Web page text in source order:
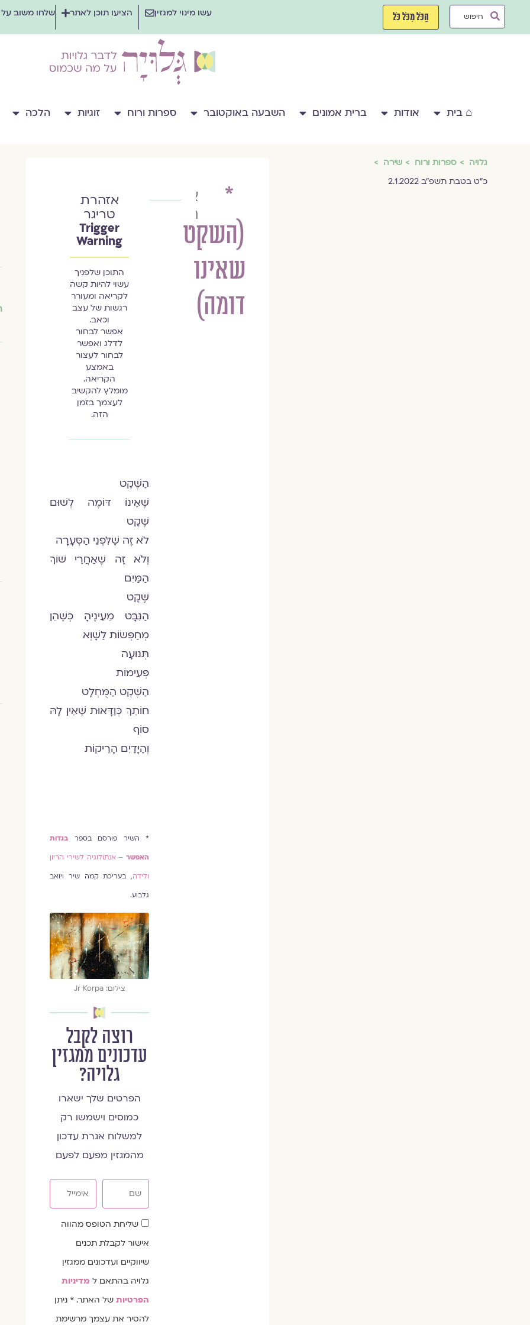
Search
הַכֹּל מִכֹּל כֹּל עשו מינוי למגזין הציעו תוכן לאתר שלחו משוב
⌂ בית אודות ברית אמונים השבעה באוקטובר ספרות ורוח זוגיות הלכה
גלויה ספרות ורוח
שירה
כ"ט בטבת תשפ"ב 2.1.2022
*
(השקט
שאינו
דומה)
אהובה
רקנטי
אזהרת
טריגר
Trigger
Warning
התוכן שלפניך
עשוי להיות קשה
לקריאה ומעורר
רגשות של עצב
וכאב.
אפשר לבחור
לדלג ואפשר
לבחור לעצור
באמצע
הקריאה.
מומלץ להקשיב
לעצמך בזמן
הזה.
הַשֶּׁקֶט
שֶׁאֵינוֹ דּוֹמֶה לְשׁוּם
שֶׁקֶט
לֹא זֶה שֶׁלִּפְנֵי הַסְּעָרָה
וְלֹא זֶה שֶׁאַחֲרֵי שׁוֹךְ
הַמַּיִם
שֶׁקֶט
הַנִּבָּט מֵעֵינֶיהָ כְּשֶׁהֵן
מְחַפְּשׂוֹת לַשָּׁוְא
תְּנוּעָה
פְּעִימוֹת
הַשֶּׁקֶט הַמֻּחְלָט
חוֹתֵךְ כְּוַדָּאוּת שֶׁאֵין לָהּ
סוֹף
וְהַיָּדַיִם הָרֵיקוֹת
* השיר פורסם בספרבגדות
האפשר– אנתולוגיה לשירי הריון
ולידה, בעריכת קמה שיר ויואב
גלבוע.
צילום: Jr Korpa
רוצה לקבל
עדכונים ממגזין
גלויה?
הפרטים שלך ישארו
כמוסים וישמשו רק
למשלוח אגרת עדכון
מהמגזין מפעם לפעם
שדהשליחת הטופס מהווה
אישור לקבלת תכנים
שיווקיים ועדכונים ממגזין
גלויה בהתאם למדיניות
הפרטיותשל האתר. * ניתן
להסיר את עצמך מרשימת